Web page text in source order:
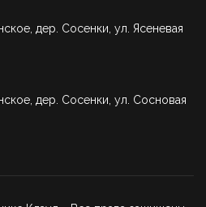
дер. Сосенки, ул. Ясеневая
дер. Сосенки, ул. Сосновая